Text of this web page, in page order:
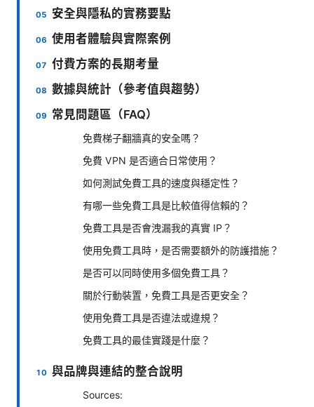
安全與隱私的實務要點
使用者體驗與實際案例
付費方案的長期考量
數據與統計（參考值與趨勢）
常見問題區（FAQ）
免費梯子翻牆真的安全嗎？
免費 VPN 是否適合日常使用？
如何測試免費工具的速度與穩定性？
有哪一些免費工具是比較值得信賴的？
免費工具是否會洩漏我的真實 IP？
使用免費工具時，是否需要額外的防護措施？
是否可以同時使用多個免費工具？
關於行動裝置，免費工具是否更安全？
使用免費工具是否違法或違規？
免費工具的最佳實踐是什麼？
與品牌與連結的整合說明
Sources: